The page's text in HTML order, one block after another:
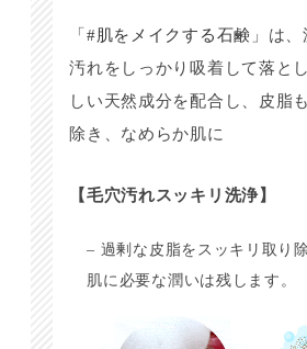
「#肌をメイクする石鹸 」は
汚れをしっかり吸着して落と
しい天然成分を配合し、皮脂
除き、なめらか肌に
【毛穴汚れスッキリ洗浄】
– 過剰な皮脂をスッキリ取り
肌に必要な潤いは残します。